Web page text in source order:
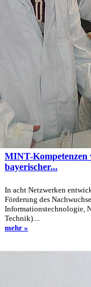
MINT-Kompetenzen
bayerischer...
In acht Netzwerken
Förderung des
Informationstechnologie,
Technik)....
mehr »